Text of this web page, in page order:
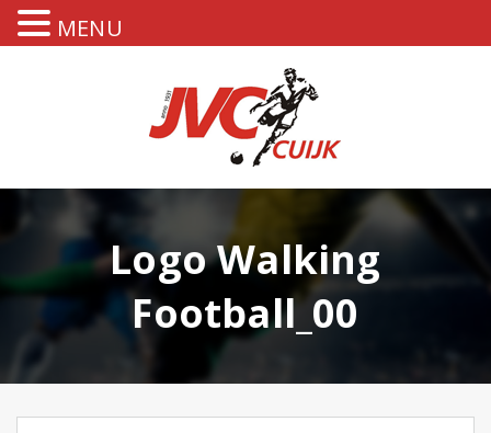
Logo Walking
Football_00
MENU